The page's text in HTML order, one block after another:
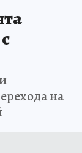
на